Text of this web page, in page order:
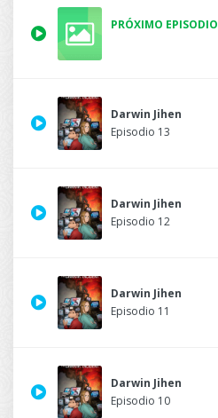
PRÓXIMO EPISODIO
Darwin Jihen
Episodio 13
Darwin Jihen
Episodio 12
Darwin Jihen
Episodio 11
Darwin Jihen
Episodio 10